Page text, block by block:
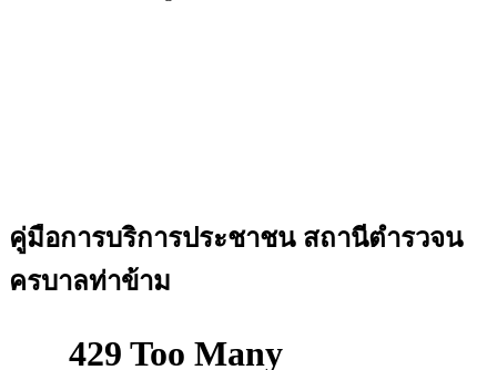
คู่มือการบริการประชาชน สถานีตํารวจน
ครบาลท่าข้าม